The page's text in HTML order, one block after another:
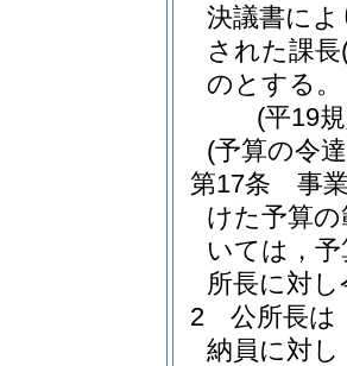
決議書に
された課長
のとする。
(平19
(予算の令
第17条
事
けた予算
いては，
所長に対
2
公所長は
納員に対